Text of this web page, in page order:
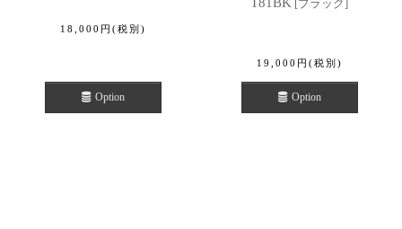
18,000 円 (税別)
Option
[ブラック]
19,000 円 (税別)
Option